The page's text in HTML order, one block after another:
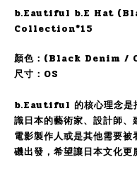
b.Eautiful b.E Hat
Collection*15
顏色： (Black Denim /
尺寸：OS
b.Eautiful 的核心理念是
識日本的藝術家、設計師、
電影製作人或是其他需要
磯出發，希望讓日本文化更